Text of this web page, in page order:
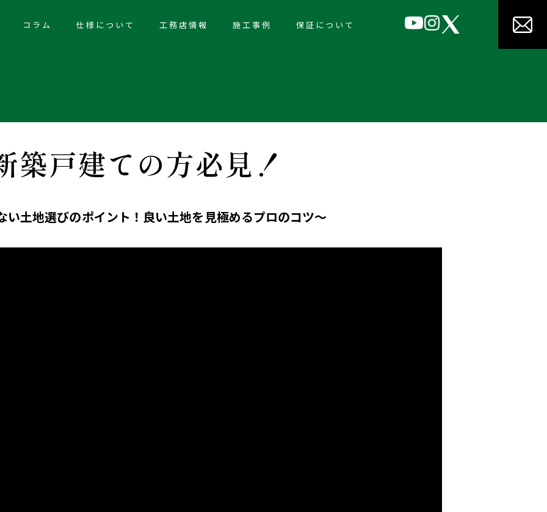
コラム 仕様について 工務店情報 施工事例 保証について
築戸建ての方必見！
い土地選びのポイント！良い土地を見極めるプロのコツ～